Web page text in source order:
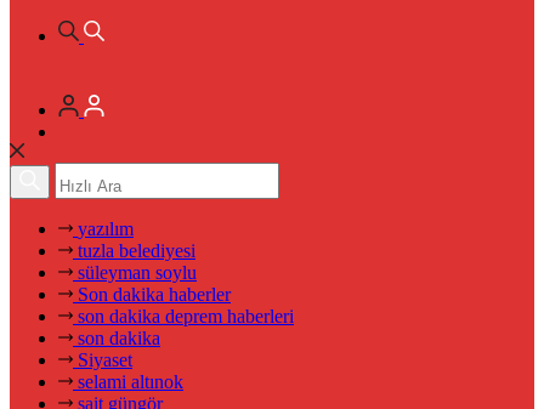
yazılım
tuzla belediyesi
süleyman soylu
Son dakika haberler
son dakika deprem haberleri
son dakika
Siyaset
selami altınok
sait güngör